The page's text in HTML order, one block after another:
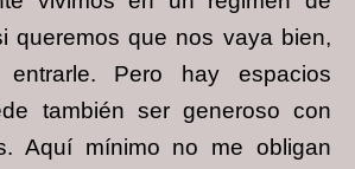
queremos que nos vaya bien,
Pero hay espacios
también ser generoso con
Aquí mínimo no me obligan